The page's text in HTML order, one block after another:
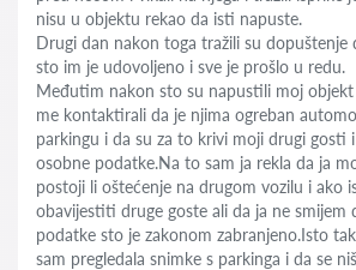
nisu u objektu rekao da isti napuste.
Drugi dan nakon toga tražili su
sto im je udovoljeno i sve je prošlo u redu.
Međutim nakon sto su napustili moj objekt
me kontaktirali da je njima ogreban
parkingu i da su za to krivi moji drugi gosti
osobne podatke.Na to sam ja rekla da ja
postoji li oštećenje na drugom vozilu i ako
obavijestiti druge goste ali da ja ne smijem
podatke sto je zakonom zabranjeno.Isto
sam pregledala snimke s parkinga i da se